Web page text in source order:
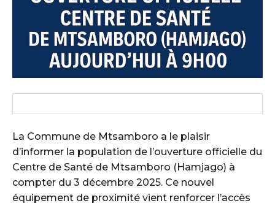
La Commune de Mtsamboro a le plaisir
d’informer la population de l’ouverture officielle du
Centre de Santé de Mtsamboro (Hamjago) à
compter du 3 décembre 2025. Ce nouvel
équipement de proximité vient renforcer l’accès